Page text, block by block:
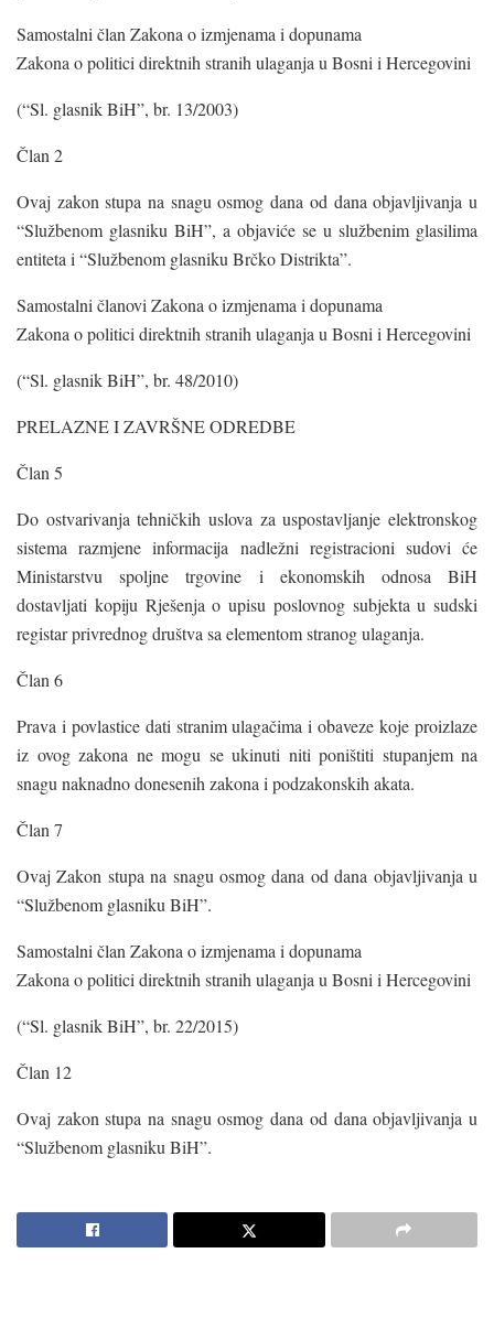
Samostalni član Zakona o izmjenama i dopunama
Zakona o politici direktnih stranih ulaganja u Bosni i Hercegovini
(“Sl. glasnik BiH”, br. 13/2003)
Član 2
Ovaj zakon stupa na snagu osmog dana od dana objavljivanja u
“Službenom glasniku BiH”, a objaviće se u službenim glasilima
entiteta i “Službenom glasniku Brčko Distrikta”.
Samostalni članovi Zakona o izmjenama i dopunama
Zakona o politici direktnih stranih ulaganja u Bosni i Hercegovini
(“Sl. glasnik BiH”, br. 48/2010)
PRELAZNE I ZAVRŠNE ODREDBE
Član 5
Do ostvarivanja tehničkih uslova za uspostavljanje elektronskog
sistema razmjene informacija nadležni registracioni sudovi će
Ministarstvu spoljne trgovine i ekonomskih odnosa BiH
dostavljati kopiju Rješenja o upisu poslovnog subjekta u sudski
registar privrednog društva sa elementom stranog ulaganja.
Član 6
Prava i povlastice dati stranim ulagačima i obaveze koje proizlaze
iz ovog zakona ne mogu se ukinuti niti poništiti stupanjem na
snagu naknadno donesenih zakona i podzakonskih akata.
Član 7
Ovaj Zakon stupa na snagu osmog dana od dana objavljivanja u
“Službenom glasniku BiH”.
Samostalni član Zakona o izmjenama i dopunama
Zakona o politici direktnih stranih ulaganja u Bosni i Hercegovini
(“Sl. glasnik BiH”, br. 22/2015)
Član 12
Ovaj zakon stupa na snagu osmog dana od dana objavljivanja u
“Službenom glasniku BiH”.